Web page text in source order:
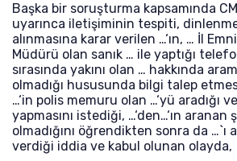
Başka bir soruşturma kapsamında
uyarınca iletişiminin tespiti,
alınmasına karar verilen …‘ın, … İl
Müdürü olan sanık … ile yaptığı
sırasında yakını olan … hakkında
olmadığı hususunda bilgi talep
…‘in polis memuru olan …‘yü aradığı
yapmasını istediği, …‘den…‘ın aranan
olmadığını öğrendikten sonra da …`ı
verdiği iddia ve kabul olunan olayda,